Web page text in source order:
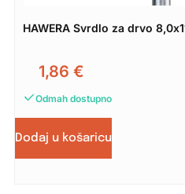
HAWERA Svrdlo za drvo
1,86 €
Odmah dostupno
Dodaj u košaricu